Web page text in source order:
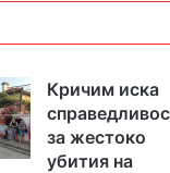
Кричим иска
за жестоко
убития на